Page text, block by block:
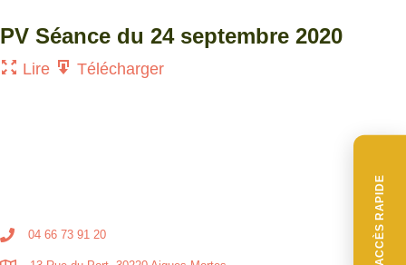
ACCÈS RAPIDE
PV Séance du 24 septembre 2020
Lire Télécharger
04 66 73 91 20